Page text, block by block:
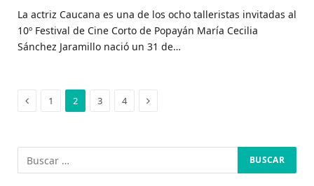
La actriz Caucana es una de los ocho talleristas invitadas al
10º Festival de Cine Corto de Popayán María Cecilia
Sánchez Jaramillo nació un 31 de…
Anterior
1 2 3 4 Siguiente